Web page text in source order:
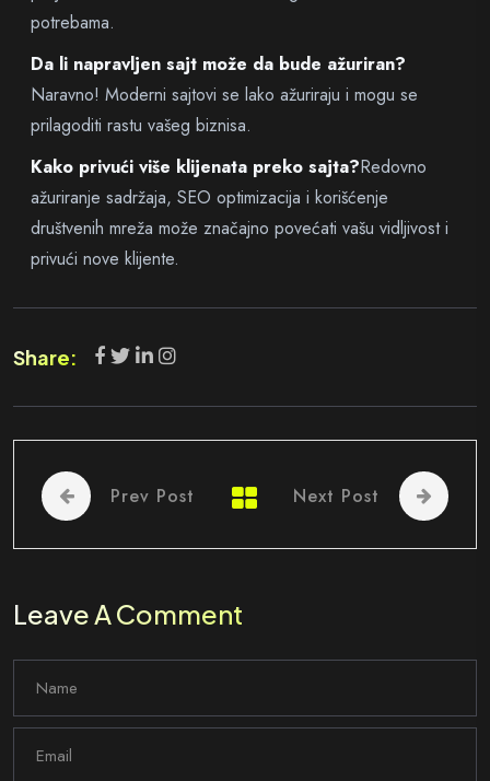
potrebama.
Da li napravljen sajt može da bude ažuriran?
Naravno! Moderni sajtovi se lako ažuriraju i mogu se
prilagoditi rastu vašeg biznisa.
Kako privući više klijenata preko sajta?Redovno
ažuriranje sadržaja, SEO optimizacija i korišćenje
društvenih mreža može značajno povećati vašu vidljivost i
privući nove klijente.
Share:
Prev Post Next Post
Leave A Comment